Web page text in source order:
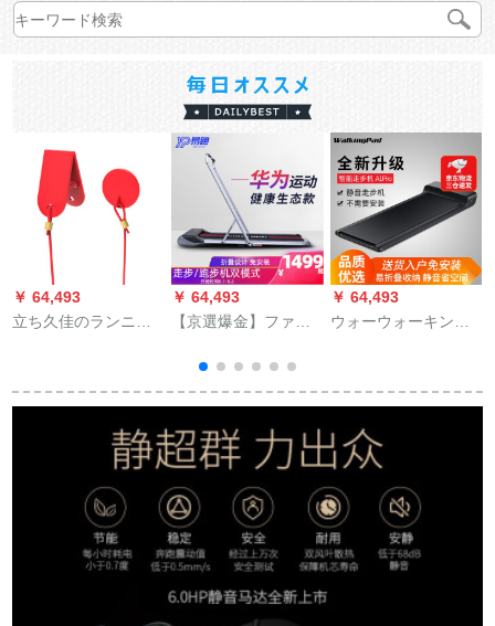
￥ 64,493
立ち久佳のランニン
ます。図には参考の
￥ 64,493
【京選爆金】ファァ
態モデルが歩きます
か？ミニミュート小
ンファンシーマシン
￥ 64,493
ウォーウォーキング
グとは、家庭用静音
室内锻錬健进级版